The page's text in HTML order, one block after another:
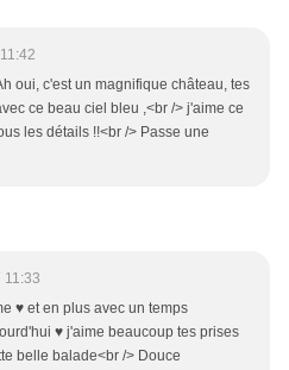
oui, c'est un magnifique château, tes
ce beau ciel bleu ,<br /> j'aime ce
les détails !!<br /> Passe une
11:33
♥ et en plus avec un temps
♥ j'aime beaucoup tes prises
belle balade<br /> Douce